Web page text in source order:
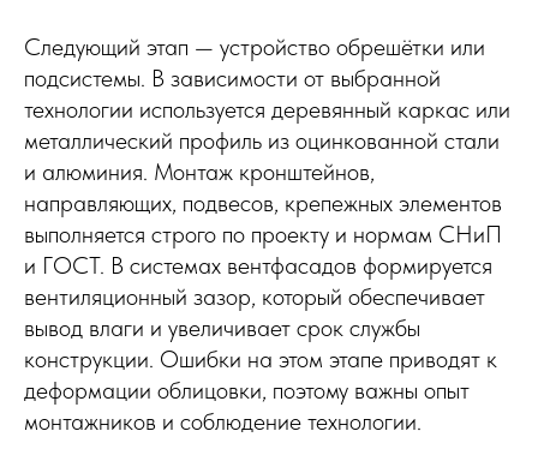
Следующий этап — устройство обрешётки или
подсистемы. В зависимости от выбранной
технологии используется деревянный каркас или
металлический профиль из оцинкованной стали
и алюминия. Монтаж кронштейнов,
направляющих, подвесов, крепежных элементов
выполняется строго по проекту и нормам СНиП
и ГОСТ. В системах вентфасадов формируется
вентиляционный зазор, который обеспечивает
вывод влаги и увеличивает срок службы
конструкции. Ошибки на этом этапе приводят к
деформации облицовки, поэтому важны опыт
монтажников и соблюдение технологии.